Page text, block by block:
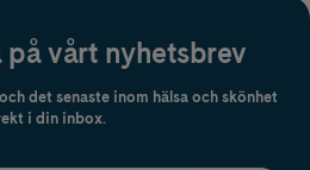
på vårt nyhetsbrev
det senaste inom hälsa och skönhet
i din inbox.